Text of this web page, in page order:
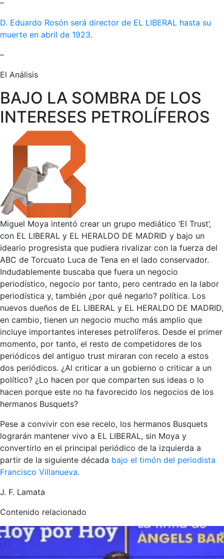
–
D. Eduardo Rosón será director de EL LIBERAL hasta su
muerte en abril de 1923.
–
El Análisis
BAJO LA SOMBRA DE LOS
INTERESES PETROLÍFEROS
Miguel Moya intentó crear un grupo mediático ‘El Trust’,
con EL LIBERAL y EL HERALDO DE MADRID y bajo un
ideario progresista que pudiera rivalizar con la fuerza del
ABC de Torcuato Luca de Tena en el lado conservador.
Indudablemente buscaba que fuera un negocio
periodístico, negocio por tanto, pero centrado en la labor
periodística y, también ¿por qué negarlo? política. Los
nuevos dueños de EL LIBERAL y EL HERALDO DE MADRID,
en cambio, tienen un negocio mucho más amplio que
incluye importantes intereses petrolíferos. Desde el primer
momento, por tanto, el resto de competidores de los
periódicos del antiguo trust miraran con recelo a estos
dos periódicos. ¿Al criticar a un gobierno o criticar a un
político? ¿Lo hacen por que comparten sus ideas o lo
hacen porque este no ha favorecido los negocios de los
hermanos Busquets?
Pese a convivir con ese recelo, los hermanos Busquets
lograrán mantener vivo a EL LIBERAL, sin Moya y
convertirlo en el principal periódico de la izquierda a
partir de la siguiente década bajo el timón del periodista
Francisco Villanueva.
J. F. Lamata
Contenido relacionado